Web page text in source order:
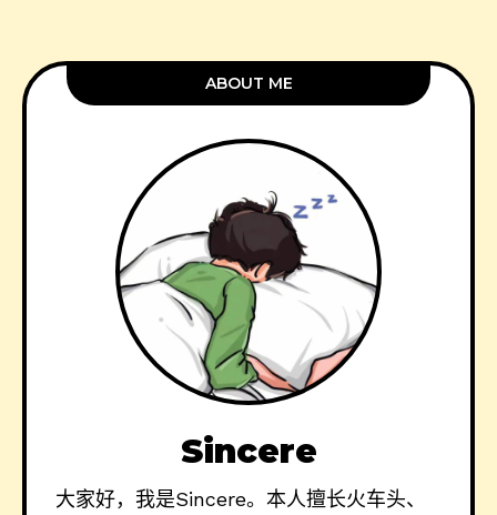
ABOUT ME
Sincere
大家好，我是Sincere。本人擅长火车头、